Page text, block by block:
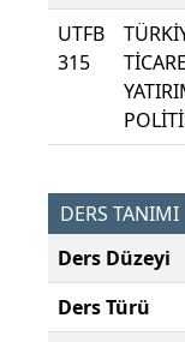
UTFB
315
DERS TANIMI
Ders Düzeyi
Ders Türü